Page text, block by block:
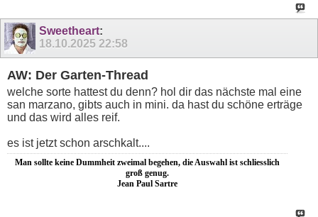
Sweetheart:
18.10.2025 22:58
AW: Der Garten-Thread
welche sorte hattest du denn? hol dir das nächste mal eine
san marzano, gibts auch in mini. da hast du schöne erträge
und das wird alles reif.
es ist jetzt schon arschkalt....
Man sollte keine Dummheit zweimal begehen, die Auswahl ist schliesslich
groß genug.
Jean Paul Sartre